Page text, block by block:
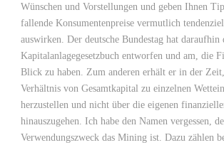
Wünschen und Vorstellungen und geben Ihnen
fallende Konsumentenpreise vermutlich
auswirken. Der deutsche Bundestag hat daraufhin
Kapitalanlagegesetzbuch entworfen und am, die
Blick zu haben. Zum anderen erhält er in der
Verhältnis von Gesamtkapital zu einzelnen
herzustellen und nicht über die eigenen
hinauszugehen. Ich habe den Namen vergessen,
Verwendungszweck das Mining ist. Dazu zählen